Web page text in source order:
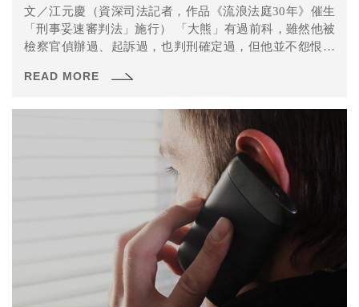
文／江元慶（資深司法記者，作品《流浪法庭30年》催生
「刑事妥速審判法」施行） 「大熊」有過前科，雖然他被
檢察官偵辦過、起訴過，也判刑確定過，但他並不怨恨檢
READ MORE